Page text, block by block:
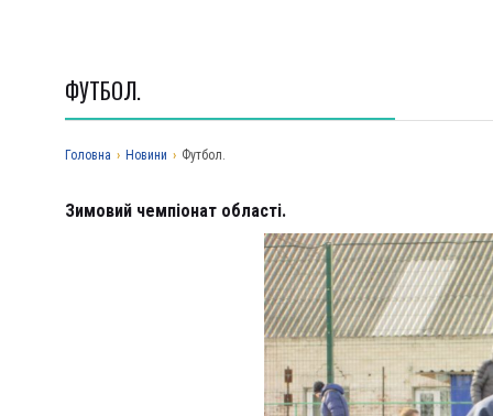
ФУТБОЛ.
Головна › Новини › Футбол.
Зимовий чемпіонат області.